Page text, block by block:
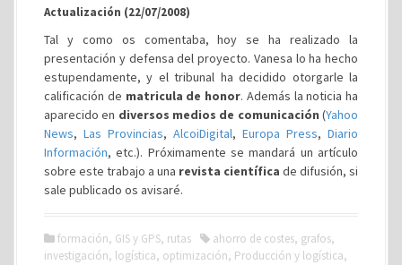
Actualización (22/07/2008)
Tal y como os comentaba, hoy se ha realizado la
presentación y defensa del proyecto. Vanesa lo ha hecho
estupendamente, y el tribunal ha decidido otorgarle la
calificación de matricula de honor. Además la noticia ha
aparecido en diversos medios de comunicación (Yahoo
News, Las Provincias, AlcoiDigital, Europa Press, Diario
Información, etc.). Próximamente se mandará un artículo
sobre este trabajo a una revista científica de difusión, si
sale publicado os avisaré.
formación, GIS y GPS, rutas ahorro de costes, grafos,
investigación, logística, optimización, Producción y logística,